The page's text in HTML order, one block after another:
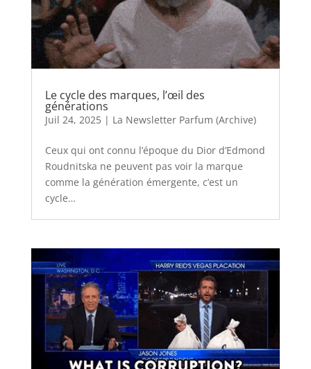
Le cycle des marques, l’œil des
générations
Juil 24, 2025| La Newsletter Parfum (Archive)
Ceux qui ont connu l’époque du Dior d’Edmond
Roudnitska ne peuvent pas voir la marque
comme la génération émergente, c’est un
cycle…